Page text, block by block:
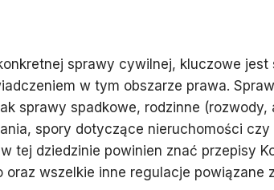
sprawy cywilnej, kluczowe jest
w tym obszarze prawa.
sprawy spadkowe, rodzinne (rozwody,
spory dotyczące nieruchomości czy
tej dziedzinie powinien znać przepisy
oraz wszelkie inne regulacje powiązane